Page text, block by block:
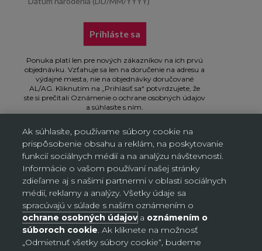
Prihláste sa
Ponuka platí len pre nových zákazníkov na ich prvú
objednávku. Vzťahuje sa len na doručenie na adresu a
výdajné miesta, nie na objednávky doručované
AL/AG. Kliknutím na „Prihlásiť sa“ potvrdzujete, že
ste si prečítali Oznámenie o ochrane osobných údajov
a súhlasíte s ním.
Nastavenia súborov cookie
Slovensko (EUR €)
Krajina
Bosna a Hercegovina (BAM КМ)
Ak súhlasíte, používame súbory cookie na
prispôsobenie obsahu a reklám, na poskytovanie
funkcií sociálnych médií a na analýzu návštevnosti.
Informácie o vašom používaní našej stránky
zdieľame aj s našimi partnermi v oblasti sociálnych
médií, reklamy a analýzy. Všetky údaje sa
spracúvajú v súlade s naším oznámením o
ochrane osobných údajov a oznámením o
súboroch cookie. Ak kliknete na možnosť
„Odmietnuť všetky súbory cookie“, budeme